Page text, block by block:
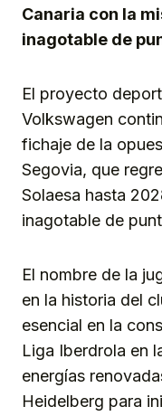
Canaria con la
inagotable de
El proyecto
Volkswagen
fichaje de la
Segovia, que
Solaesa hasta
inagotable de
El nombre de la
en la historia del
esencial en la
Liga Iberdrola en
energías
Heidelberg para